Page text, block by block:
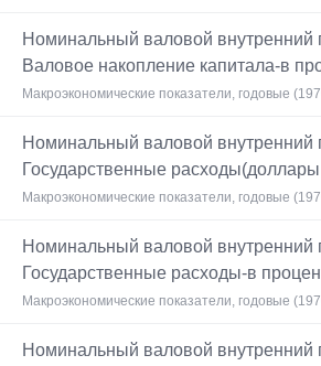
Номинальный валовой внутренний
Валовое накопление капитала-в
Макроэкономические показатели, годовые
Номинальный валовой внутренний
Государственные
Макроэкономические показатели, годовые
Номинальный валовой внутренний
Государственные расходы-в
Макроэкономические показатели, годовые
Номинальный валовой внутренний